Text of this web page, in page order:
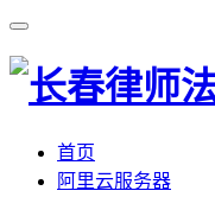
首页
阿里云服务器